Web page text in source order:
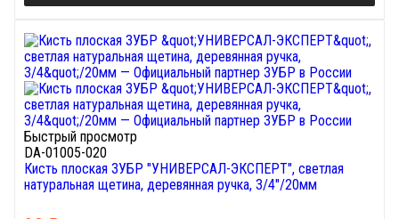
Быстрый просмотр
DA-01005-020
Кисть плоская ЗУБР "УНИВЕРСАЛ-ЭКСПЕРТ", светлая
натуральная щетина, деревянная ручка, 3/4"/20мм